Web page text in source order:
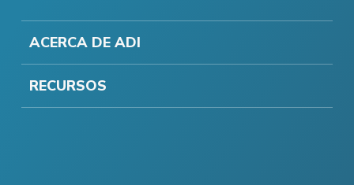
ACERCA DE ADI
RECURSOS